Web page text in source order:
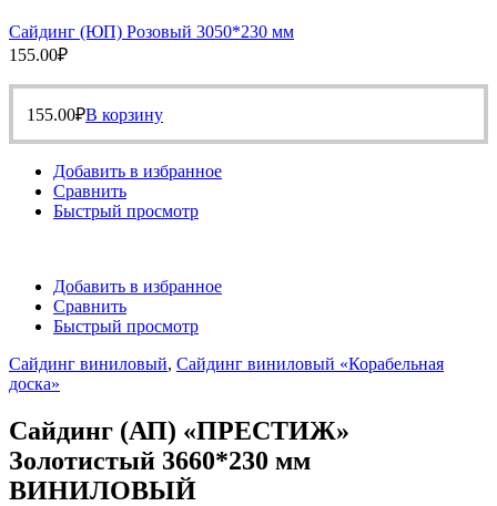
Сайдинг (ЮП) Розовый 3050*230 мм
155.00₽
155.00₽В корзину
Добавить в избранное
Сравнить
Быстрый просмотр
Добавить в избранное
Сравнить
Быстрый просмотр
Сайдинг виниловый, Сайдинг виниловый «Корабельная
доска»
Сайдинг (АП) «ПРЕСТИЖ»
Золотистый 3660*230 мм
ВИНИЛОВЫЙ